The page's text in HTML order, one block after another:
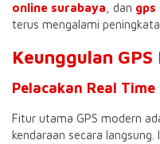
online surabaya , dan
terus mengalami
Keunggulan
Pelacakan Real Time
Fitur utama GPS modern
kendaraan secara